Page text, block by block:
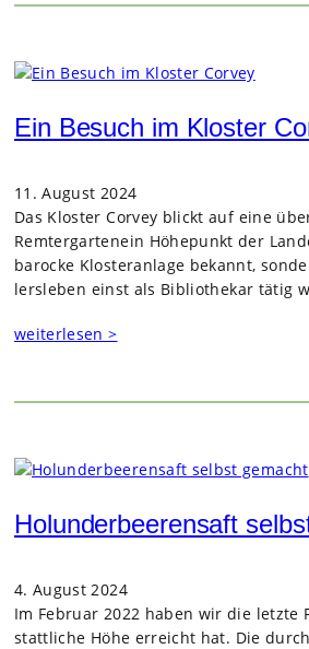
Ein Besuch im Kloster
11. August 2024
Das Klos­ter Cor­vey blickt auf eine
Rem­ter­gar­ten­ein Höhe­punkt der
baro­cke Klos­ter­an­lage bekannt,
lers­le­ben einst als Biblio­the­kar tätig
weiterlesen >
Holunderbeerensaft
4. August 2024
Im Februar 2022 haben wir die
statt­li­che Höhe erreicht hat. Die